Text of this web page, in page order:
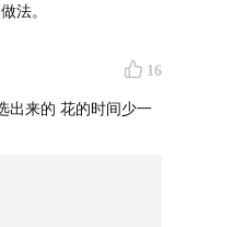
法。
16
出来的 花的时间少一